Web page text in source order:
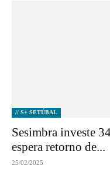
// S+ SETÚBAL
Sesimbra investe
espera retorno de...
25/02/2025